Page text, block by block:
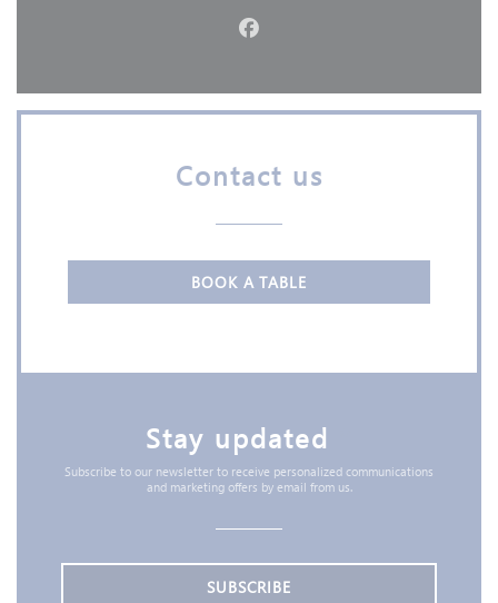
Facebook ((opens in a new
Contact us
BOOK A TABLE
Stay updated
Subscribe to our newsletter to receive personalized communications
and marketing offers by email from us.
SUBSCRIBE